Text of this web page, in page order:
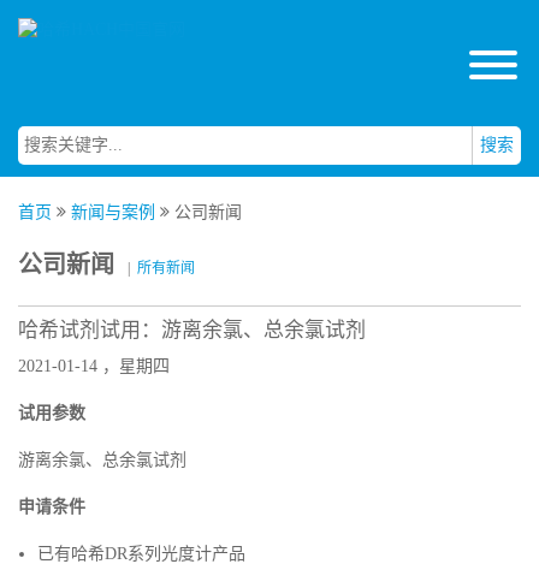
搜索
首页 新闻与案例 公司新闻
公司新闻 所有新闻
哈希试剂试用：游离余氯、总余氯试剂
2021-01-14 ，星期四
试用参数
游离余氯、总余氯试剂
申请条件
已有哈希DR系列光度计产品